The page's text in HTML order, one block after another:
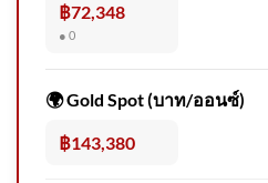
สิงหา
จั
฿72,348
● 0
🌍 Gold Spot (บาท/ออนซ์)
฿143,380